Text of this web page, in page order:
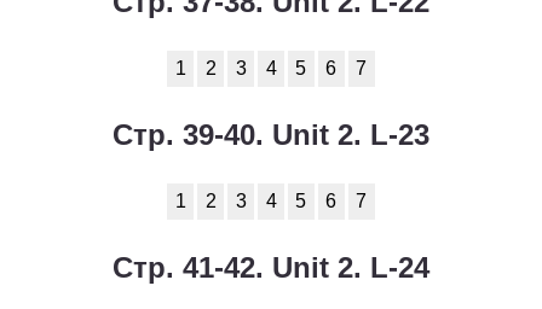
1 2 3 4 5 6 7
Стр. 39-40. Unit 2. L-23
1 2 3 4 5 6 7
Стр. 41-42. Unit 2. L-24